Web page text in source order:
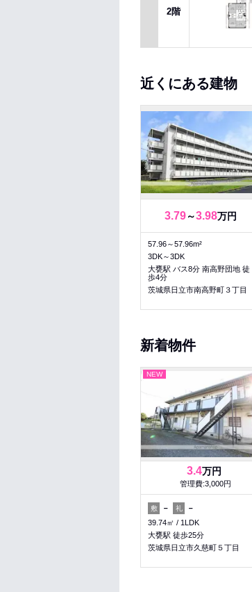
2階
近くにある建物
3.79～3.98万円
57.96～57.96m²
3DK～3DK
大甕駅 バス8分 南高野団地 徒
歩4分
茨城県日立市南高野町３丁目
新着物件
NEW
3.4万円
管理費:3,000円
敷 － 礼
－
39.74㎡
1LDK
大甕駅 徒歩25分
茨城県日立市久慈町５丁目